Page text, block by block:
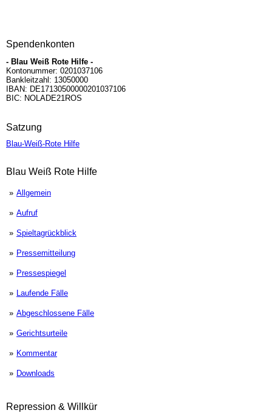
Spendenkonten
- Blau Weiß Rote Hilfe -
Kontonummer: 0201037106
Bankleitzahl: 13050000
IBAN: DE17130500000201037106
BIC: NOLADE21ROS
Satzung
Blau-Weiß-Rote Hilfe
Blau Weiß Rote Hilfe
Allgemein
Aufruf
Spieltagrückblick
Pressemitteilung
Pressespiegel
Laufende Fälle
Abgeschlossene Fälle
Gerichtsurteile
Kommentar
Downloads
Repression & Willkür